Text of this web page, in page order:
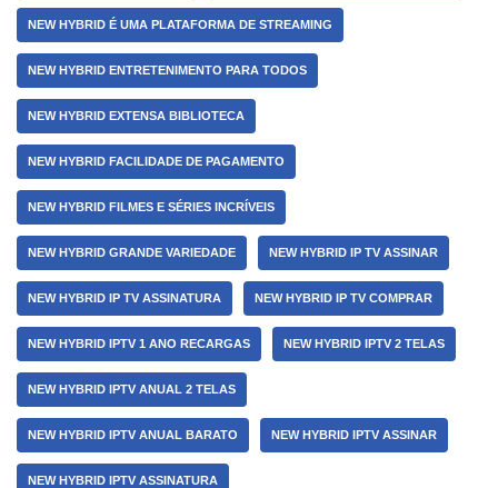
NEW HYBRID É UMA PLATAFORMA DE STREAMING
NEW HYBRID ENTRETENIMENTO PARA TODOS
NEW HYBRID EXTENSA BIBLIOTECA
NEW HYBRID FACILIDADE DE PAGAMENTO
NEW HYBRID FILMES E SÉRIES INCRÍVEIS
NEW HYBRID GRANDE VARIEDADE NEW HYBRID IP TV ASSINAR
NEW HYBRID IP TV ASSINATURA NEW HYBRID IP TV COMPRAR
NEW HYBRID IPTV 1 ANO RECARGAS NEW HYBRID IPTV 2 TELAS
NEW HYBRID IPTV ANUAL 2 TELAS
NEW HYBRID IPTV ANUAL BARATO NEW HYBRID IPTV ASSINAR
NEW HYBRID IPTV ASSINATURA